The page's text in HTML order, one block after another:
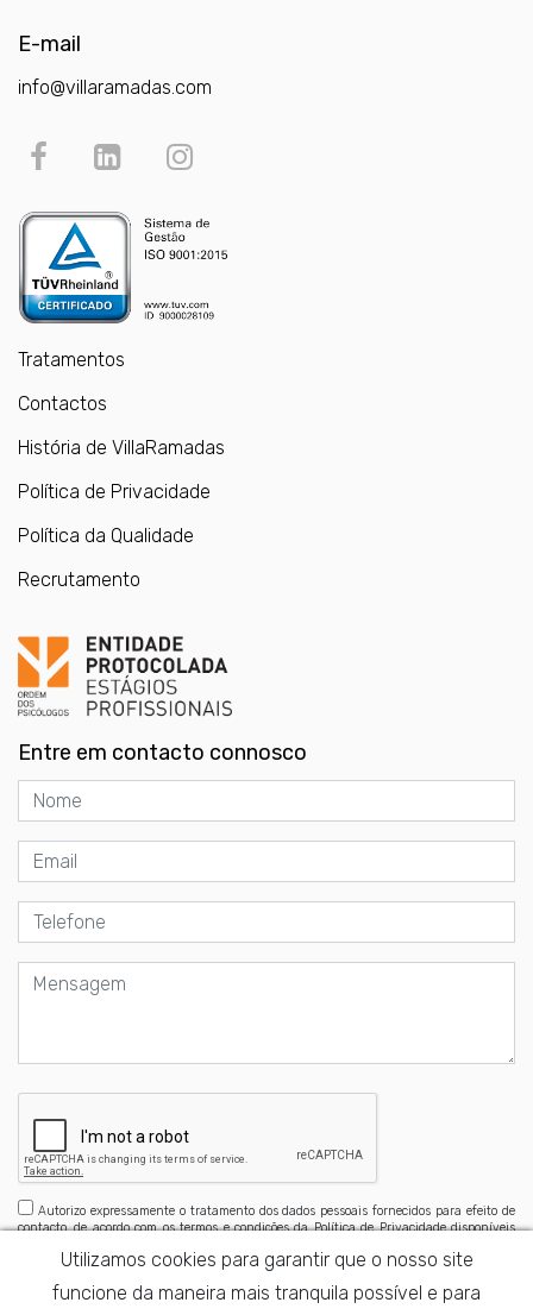
E-mail
info@villaramadas.com
Tratamentos
Contactos
História de VillaRamadas
Política de Privacidade
Política da Qualidade
Recrutamento
Entre em contacto connosco
Autorizo expressamente o tratamento dos dados pessoais fornecidos para efeito de
contacto, de acordo com os termos e condições da Política de Privacidade disponíveis
Utilizamos cookies para garantir que o nosso site
funcione da maneira mais tranquila possível e para